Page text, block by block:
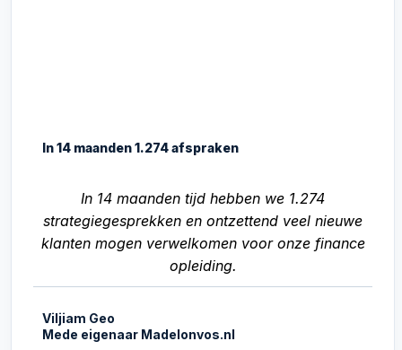
In 14 maanden 1.274 afspraken
In 14 maanden tijd hebben we 1.274
strategiegesprekken en ontzettend veel nieuwe
klanten mogen verwelkomen voor onze finance
opleiding.
Viljiam Geo
Mede eigenaar Madelonvos.nl